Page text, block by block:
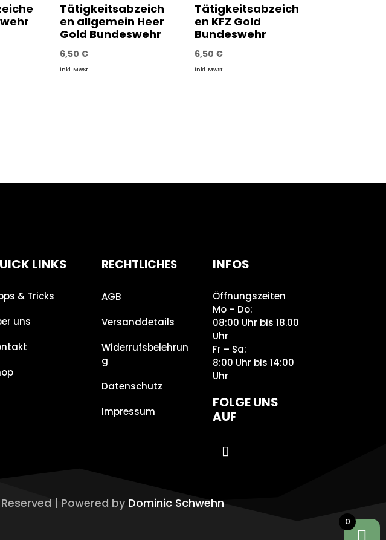
Tätigkeitsabzeich
en allgemein Heer
Gold Bundeswehr
6,50 €
inkl. MwSt.
Tätigkeitsabzeich
en KFZ Gold
Bundeswehr
6,50 €
inkl. MwSt.
LINKS
& Tricks
uns
RECHTLICHES
AGB
Versanddetails
Widerrufsbelehrun
g
Datenschutz
Impressum
INFOS
Öffnungszeiten
Mo – Do:
08:00 Uhr bis 18.00
Uhr
Fr – Sa:
8:00 Uhr bis 14:00
Uhr
FOLGE UNS
AUF
| Powered by Dominic Schwehn
0